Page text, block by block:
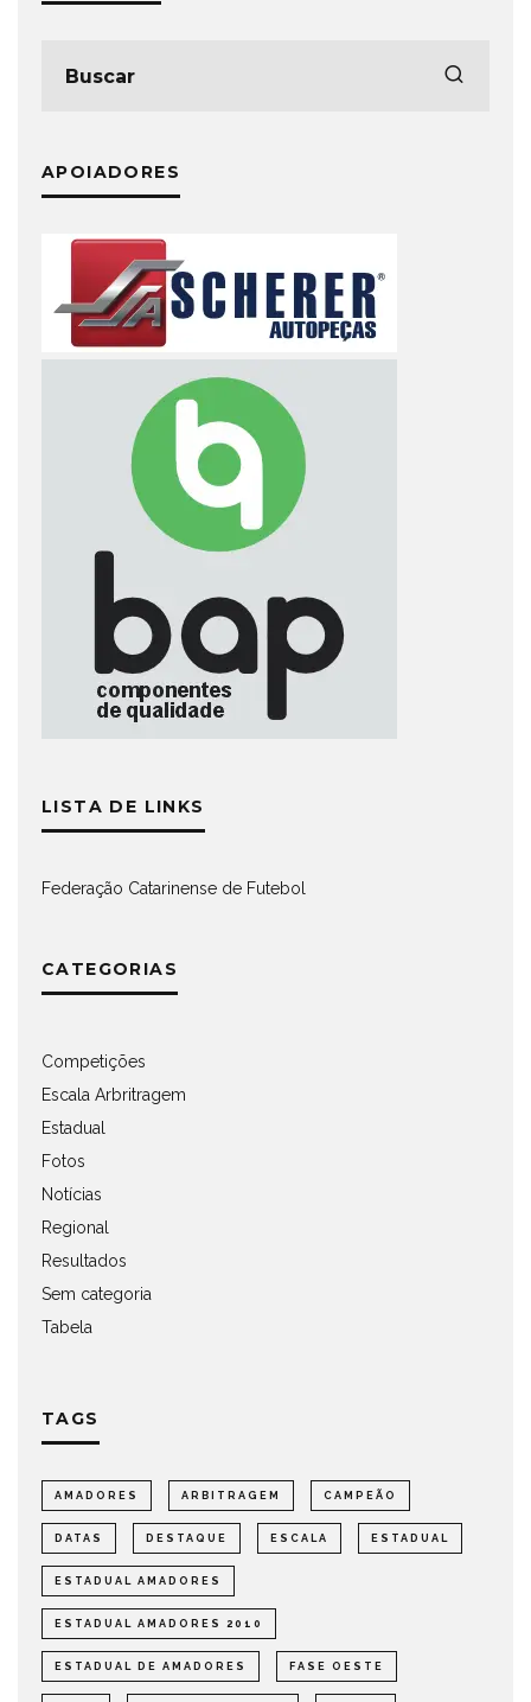
APOIADORES
LISTA DE LINKS
Federação Catarinense de Futebol
CATEGORIAS
Competições
Escala Arbritragem
Estadual
Fotos
Notícias
Regional
Resultados
Sem categoria
Tabela
TAGS
AMADORES ARBITRAGEM CAMPEÃO
DATAS DESTAQUE ESCALA ESTADUAL
ESTADUAL AMADORES
ESTADUAL AMADORES 2010
ESTADUAL DE AMADORES FASE OESTE